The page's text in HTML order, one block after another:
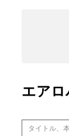
エアロ